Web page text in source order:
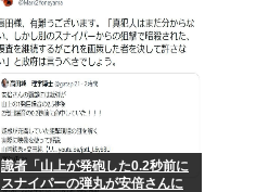
識者「山上が発砲した0.2秒前に
スナイパーの弾丸が安倍さんに